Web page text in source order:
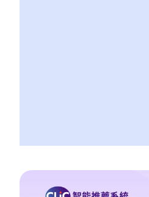
6. 如果精神上無行為能力的人或
令狀(writ of summons)還是以